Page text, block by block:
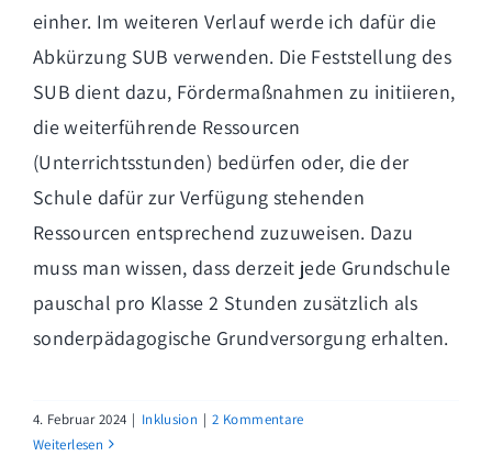
einher. Im weiteren Verlauf werde ich dafür die
Abkürzung SUB verwenden. Die Feststellung des
SUB dient dazu, Fördermaßnahmen zu initiieren,
die weiterführende Ressourcen
(Unterrichtsstunden) bedürfen oder, die der
Schule dafür zur Verfügung stehenden
Ressourcen entsprechend zuzuweisen. Dazu
muss man wissen, dass derzeit jede Grundschule
pauschal pro Klasse 2 Stunden zusätzlich als
sonderpädagogische Grundversorgung erhalten.
4. Februar 2024 | Inklusion | 2 Kommentare
Weiterlesen